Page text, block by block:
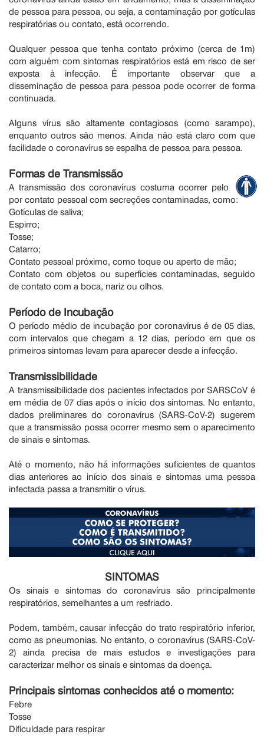
de pessoa para pessoa, ou seja, a contaminação por gotículas
respiratórias ou contato, está ocorrendo.
Qualquer pessoa que tenha contato próximo (cerca de 1m)
com alguém com sintomas respiratórios está em risco de ser
exposta à infecção. É importante observar que a
disseminação de pessoa para pessoa pode ocorrer de forma
continuada.
Alguns vírus são altamente contagiosos (como sarampo),
enquanto outros são menos. Ainda não está claro com que
facilidade o coronavírus se espalha de pessoa para pessoa.
Formas de Transmissão
A transmissão dos coronavírus costuma ocorrer pelo ar ou
por contato pessoal com secreções contaminadas, como:
Gotículas de saliva;
Espirro;
Tosse;
Catarro;
Contato pessoal próximo, como toque ou aperto de mão;
Contato com objetos ou superfícies contaminadas, seguido
de contato com a boca, nariz ou olhos.
Período de Incubação
O período médio de incubação por coronavírus é de 05 dias,
com intervalos que chegam a 12 dias, período em que os
primeiros sintomas levam para aparecer desde a infecção.
Transmissibilidade
A transmissibilidade dos pacientes infectados por SARSCoV é
em média de 07 dias após o início dos sintomas. No entanto,
dados preliminares do coronavírus (SARS-CoV-2) sugerem
que a transmissão possa ocorrer mesmo sem o aparecimento
de sinais e sintomas.
Até o momento, não há informações suficientes de quantos
dias anteriores ao início dos sinais e sintomas uma pessoa
infectada passa a transmitir o vírus.
SINTOMAS
Os sinais e sintomas do coronavírus são principalmente
respiratórios, semelhantes a um resfriado.
Podem, também, causar infecção do trato respiratório inferior,
como as pneumonias. No entanto, o coronavírus (SARS-CoV-
2) ainda precisa de mais estudos e investigações para
caracterizar melhor os sinais e sintomas da doença.
Principais sintomas conhecidos até o momento:
Febre
Tosse
Dificuldade para respirar